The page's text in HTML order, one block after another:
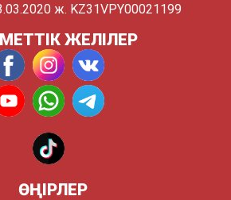
ж. KZ31VPY00021199
ЖЕЛІЛЕР
ӨҢІРЛЕР